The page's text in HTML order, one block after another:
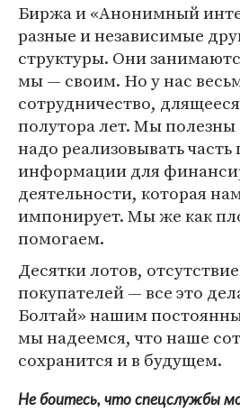
Биржа и «Анонимный
разные и независимые
структуры. Они
мы — своим. Но у нас
сотрудничество,
полутора лет. Мы полезны
надо реализовывать
информации для
деятельности, которая
импонирует. Мы же как
помогаем.
Десятки лотов,
покупателей — все это
Болтай» нашим
мы надеемся, что наше
сохранится и в будущем.
Не боитесь, что спецслужбы